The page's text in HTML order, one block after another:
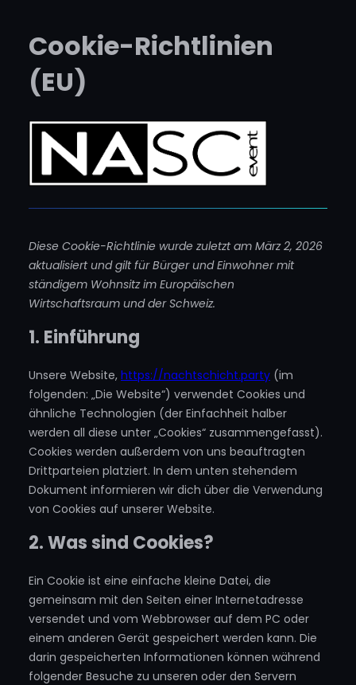
Inhalt
springen
Cookie-Richtlinien
(EU)
Diese Cookie-Richtlinie wurde zuletzt am März 2, 2026
aktualisiert und gilt für Bürger und Einwohner mit
ständigem Wohnsitz im Europäischen
Wirtschaftsraum und der Schweiz.
1. Einführung
Unsere Website, https://nachtschicht.party (im
folgenden: „Die Website“) verwendet Cookies und
ähnliche Technologien (der Einfachheit halber
werden all diese unter „Cookies“ zusammengefasst).
Cookies werden außerdem von uns beauftragten
Drittparteien platziert. In dem unten stehendem
Dokument informieren wir dich über die Verwendung
von Cookies auf unserer Website.
2. Was sind Cookies?
Ein Cookie ist eine einfache kleine Datei, die
gemeinsam mit den Seiten einer Internetadresse
versendet und vom Webbrowser auf dem PC oder
einem anderen Gerät gespeichert werden kann. Die
darin gespeicherten Informationen können während
folgender Besuche zu unseren oder den Servern